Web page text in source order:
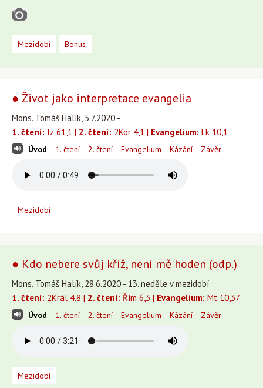
Mezidobí Bonus
● Život jako interpretace evangelia
Mons. Tomáš Halík, 5.7.2020 -
1. čtení: Iz 61,1 | 2. čtení: 2Kor 4,1 | Evangelium: Lk 10,1
Úvod 1. čtení 2. čtení Evangelium Kázání Závěr
Mezidobí
● Kdo nebere svůj kříž, není mě hoden (odp.)
Mons. Tomáš Halík, 28.6.2020 - 13. neděle v mezidobí
1. čtení: 2Král 4,8 | 2. čtení: Řím 6,3 | Evangelium: Mt 10,37
Úvod 1. čtení 2. čtení Evangelium Kázání Závěr
Mezidobí